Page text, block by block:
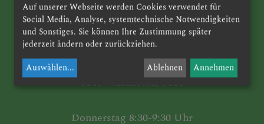
LINKSPfarre Konradsheim
Konradsheim 5
3340 Waidhofen/Ybbs
Donnerstag 8:30-9:30 Uhr
Auf unserer Webseite werden Cookies verwendet für
Social Media, Analyse, systemtechnische Notwendigkeiten
und Sonstiges. Sie können Ihre Zustimmung später
jederzeit ändern oder zurückziehen.
Auswählen... Ablehnen Annehmen